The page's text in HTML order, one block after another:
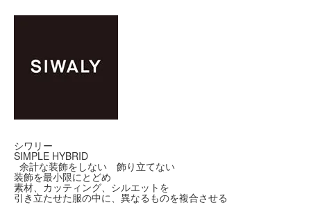
シワリー
SIMPLE HYBRID
余計な装飾をしない 飾り立てない
装飾を最小限にとどめ
素材、カッティング、シルエットを
引き立たせた服の中に、異なるものを複合させる